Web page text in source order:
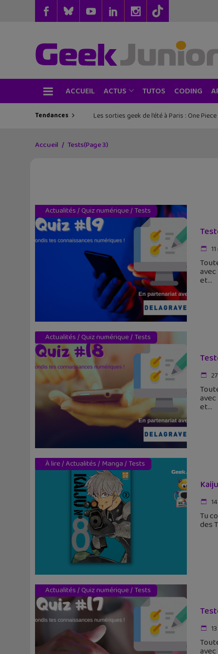
ACCUEIL ACTUS TUTOS CODING
Tendances Les sorties geek de l’été à Paris : One
Accueil Tests(Page 3)
Actualités/ Quiz numérique/ Tests
et
Actualités/ Quiz numérique/ Tests
et
À lire/Actualités/ Manga/ Tests
Tu
des
Actualités/ Quiz numérique/ Tests